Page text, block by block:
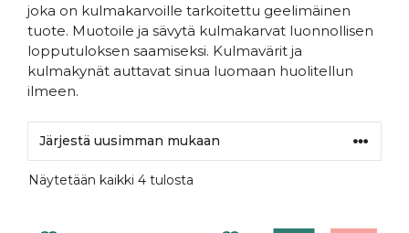
joka on kulmakarvoille tarkoitettu geelimäinen
tuote. Muotoile ja sävytä kulmakarvat luonnollisen
lopputuloksen saamiseksi. Kulmavärit ja
kulmakynät auttavat sinua luomaan huolitellun
ilmeen.
Näytetään kaikki 4 tulosta